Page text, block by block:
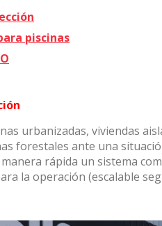
piscinas
urbanizadas, viviendas
forestales ante una
rápida un sistema
la operación (escalable